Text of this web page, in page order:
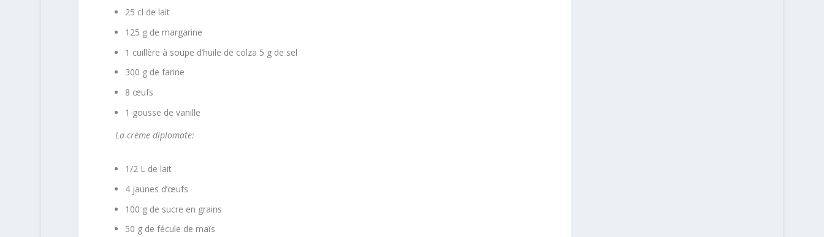
25 cl de lait
125 g de margarine
1 cuillère à soupe d’huile de colza 5 g de sel
300 g de farine
8 œufs
1 gousse de vanille
La crème diplomate:
1/2 L de lait
4 jaunes d’œufs
100 g de sucre en grains
50 g de fécule de maïs